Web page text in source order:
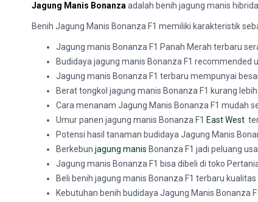
Jagung Manis Bonanza adalah benih jagung manis
Benih Jagung Manis Bonanza F1 memiliki karakteristik
Jagung manis Bonanza F1 Panah Merah terbaru
Budidaya jagung manis Bonanza F1 recommended
Jagung manis Bonanza F1 terbaru mempunyai
Berat tongkol jagung manis Bonanza F1 kurang
Cara menanam Jagung Manis Bonanza F1 mudah
Umur panen jagung manis Bonanza F1 East West
Potensi hasil tanaman budidaya Jagung Manis
Berkebun jagung manis Bonanza F1 jadi peluang
Jagung manis Bonanza F1 bisa dibeli di toko
Beli benih jagung manis Bonanza F1 terbaru
Kebutuhan benih budidaya Jagung Manis Bonanza